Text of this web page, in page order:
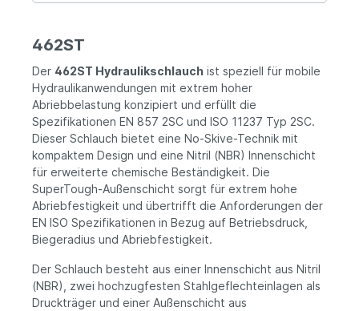
462ST
Der 462ST Hydraulikschlauch ist speziell für mobile
Hydraulikanwendungen mit extrem hoher
Abriebbelastung konzipiert und erfüllt die
Spezifikationen EN 857 2SC und ISO 11237 Typ 2SC.
Dieser Schlauch bietet eine No-Skive-Technik mit
kompaktem Design und eine Nitril (NBR) Innenschicht
für erweiterte chemische Beständigkeit. Die
SuperTough-Außenschicht sorgt für extrem hohe
Abriebfestigkeit und übertrifft die Anforderungen der
EN ISO Spezifikationen in Bezug auf Betriebsdruck,
Biegeradius und Abriebfestigkeit.
Der Schlauch besteht aus einer Innenschicht aus Nitril
(NBR), zwei hochzugfesten Stahlgeflechteinlagen als
Druckträger und einer Außenschicht aus